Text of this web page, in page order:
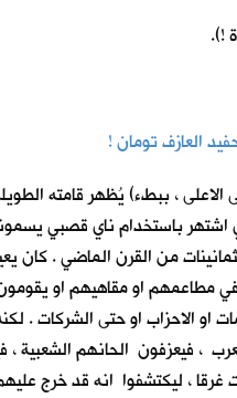
!).
العازف تومان !
، ببطء) يُظهر قامته
اشتهر باستخدام ناي قصبي
من القرن الماضي .
مطاعمهم او مقاهيهم او
او الاحزاب او حتى الشركات .
، فيعزفون الحانهم الشعبية
، ليكتشفوا انه قد خرج